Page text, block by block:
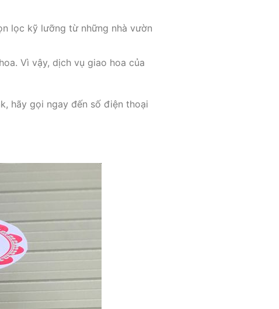
lọc kỹ lưỡng từ những nhà vườn
Vì vậy, dịch vụ giao hoa của
hãy gọi ngay đến số điện thoại